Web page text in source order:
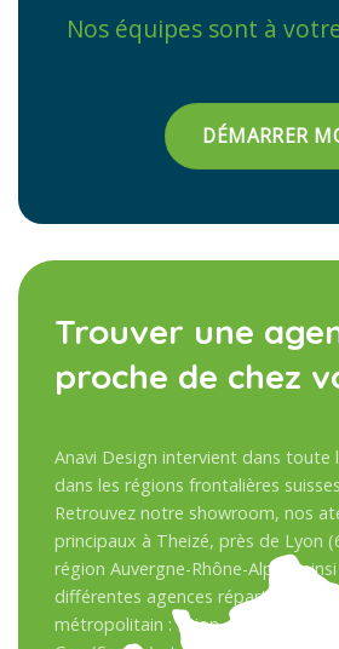
Nos équipes sont à
DÉMARRER
Trouver une
proche de chez
Anavi Design intervient dans toute
dans les régions frontalières
Retrouvez notre showroom, nos
principaux à Theizé, près de Lyon
région Auvergne-Rhône-Alpes,
différentes agences réparties sur
métropolitain : Dijon, Besançon,